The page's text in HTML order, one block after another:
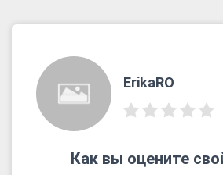
ErikaRO
Как вы оцените